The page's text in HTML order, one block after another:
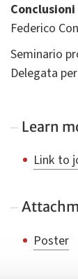
Conclusioni
Federico
Seminario
Delegata
Learn
Link to
Poster